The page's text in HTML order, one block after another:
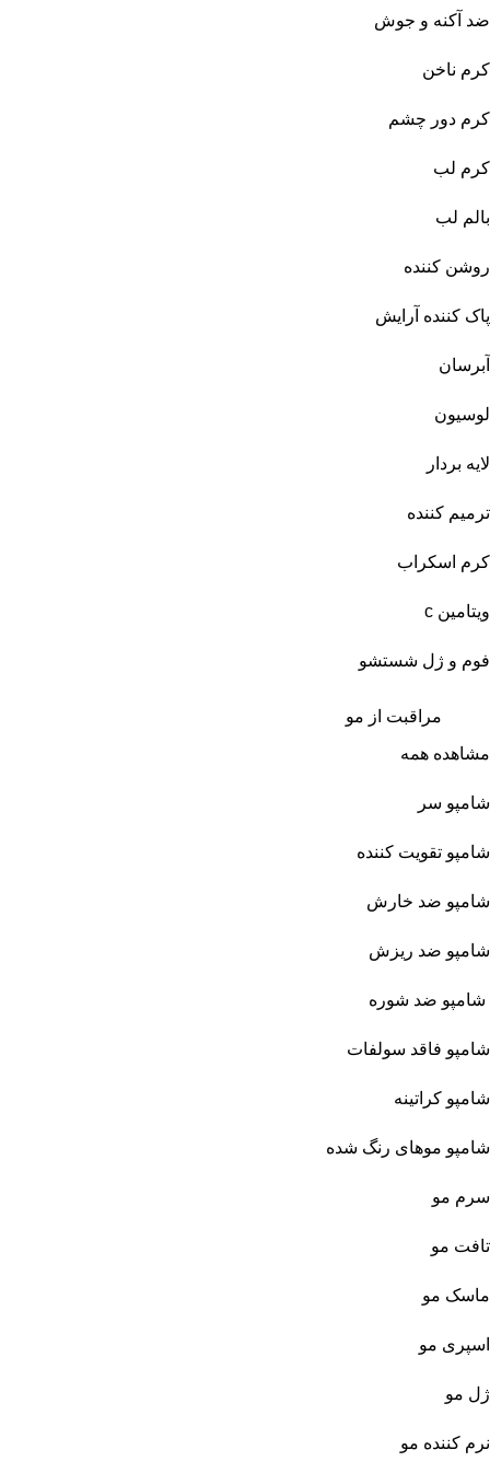
ضد آکنه و جوش
کرم ناخن
کرم دور چشم
کرم لب
بالم لب
روشن کننده
پاک کننده آرایش
آبرسان
لوسیون
لایه بردار
ترمیم کننده
کرم اسکراب
ویتامین c
فوم و ژل شستشو
مراقبت از مو
مشاهده همه
شامپو سر
شامپو تقویت کننده
شامپو ضد خارش
شامپو ضد ریزش
شامپو ضد شوره
شامپو فاقد سولفات
شامپو کراتینه
شامپو موهای رنگ شده
سرم مو
تافت مو
ماسک مو
اسپری مو
ژل مو
نرم کننده مو